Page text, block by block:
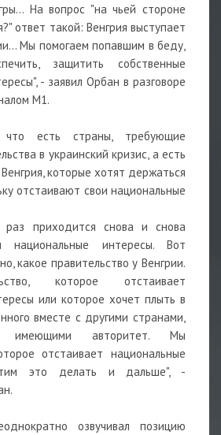
На вопрос "на чьей стороне
ответ такой: Венгрия выступает
Мы помогаем попавшим в беду,
защитить собственные
- заявил Орбан в разговоре
М1.
что есть страны, требующие
в украинский кризис, а есть
которые хотят держаться
отстаивают свои национальные
раз приходится снова и снова
национальные интересы. Вот
какое правительство у Венгрии.
которое отстаивает
или которое хочет плыть в
вместе с другими странами,
имеющими авторитет. Мы
отстаивает национальные
это делать и дальше", -
озвучивал позицию